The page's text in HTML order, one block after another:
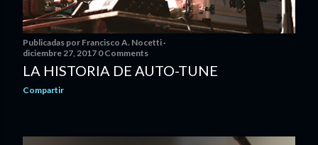
Publicadas por Francisco A. Nocetti
diciembre 27, 2017 0 Comments
LA HISTORIA DE AUTO-TUNE
Compartir